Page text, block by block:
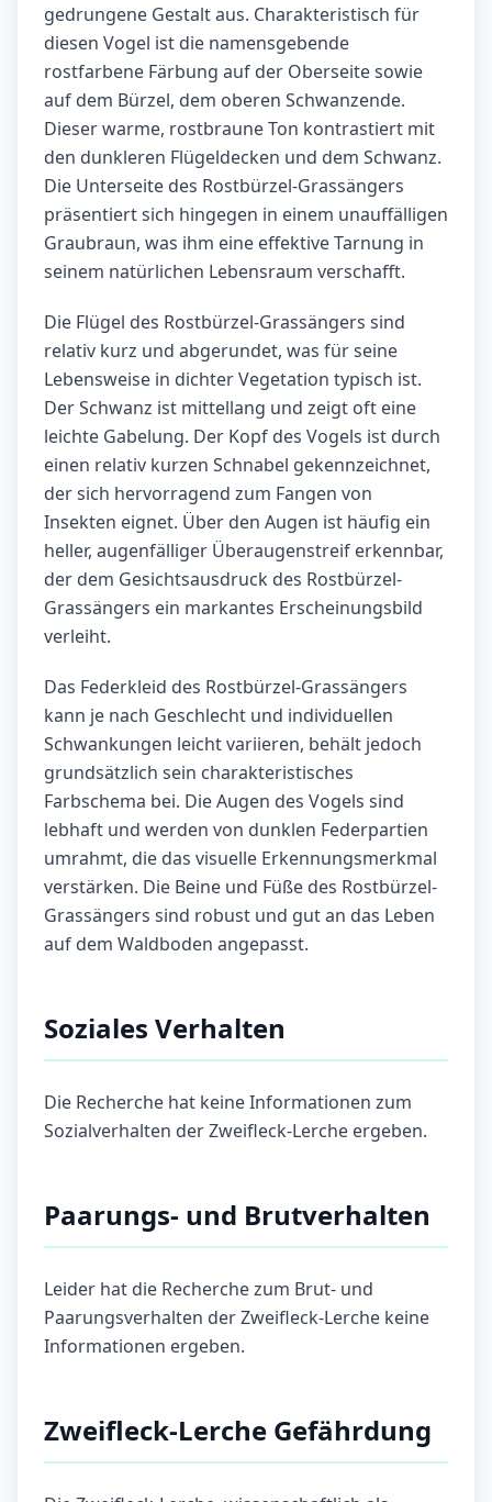
gedrungene Gestalt aus. Charakteristisch für
diesen Vogel ist die namensgebende
rostfarbene Färbung auf der Oberseite sowie
auf dem Bürzel, dem oberen Schwanzende.
Dieser warme, rostbraune Ton kontrastiert mit
den dunkleren Flügeldecken und dem Schwanz.
Die Unterseite des Rostbürzel-Grassängers
präsentiert sich hingegen in einem unauffälligen
Graubraun, was ihm eine effektive Tarnung in
seinem natürlichen Lebensraum verschafft.
Die Flügel des Rostbürzel-Grassängers sind
relativ kurz und abgerundet, was für seine
Lebensweise in dichter Vegetation typisch ist.
Der Schwanz ist mittellang und zeigt oft eine
leichte Gabelung. Der Kopf des Vogels ist durch
einen relativ kurzen Schnabel gekennzeichnet,
der sich hervorragend zum Fangen von
Insekten eignet. Über den Augen ist häufig ein
heller, augenfälliger Überaugenstreif erkennbar,
der dem Gesichtsausdruck des Rostbürzel-
Grassängers ein markantes Erscheinungsbild
verleiht.
Das Federkleid des Rostbürzel-Grassängers
kann je nach Geschlecht und individuellen
Schwankungen leicht variieren, behält jedoch
grundsätzlich sein charakteristisches
Farbschema bei. Die Augen des Vogels sind
lebhaft und werden von dunklen Federpartien
umrahmt, die das visuelle Erkennungsmerkmal
verstärken. Die Beine und Füße des Rostbürzel-
Grassängers sind robust und gut an das Leben
auf dem Waldboden angepasst.
Soziales Verhalten
Die Recherche hat keine Informationen zum
Sozialverhalten der Zweifleck-Lerche ergeben.
Paarungs- und Brutverhalten
Leider hat die Recherche zum Brut- und
Paarungsverhalten der Zweifleck-Lerche keine
Informationen ergeben.
Zweifleck-Lerche Gefährdung